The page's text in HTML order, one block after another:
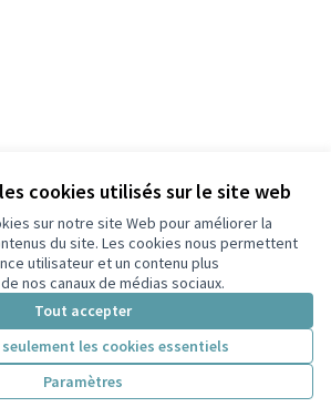
cookies utilisés sur le site web
sur notre site Web pour améliorer la
du site. Les cookies nous permettent
utilisateur et un contenu plus
nos canaux de médias sociaux.
Tout accepter
les cookies essentiels
Paramètres